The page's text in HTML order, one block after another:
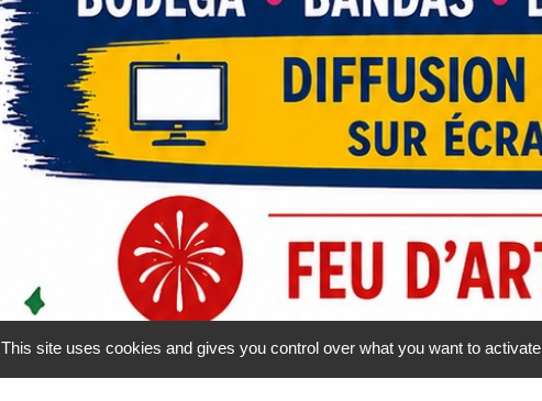
This site uses cookies and gives you control over what you want to activate